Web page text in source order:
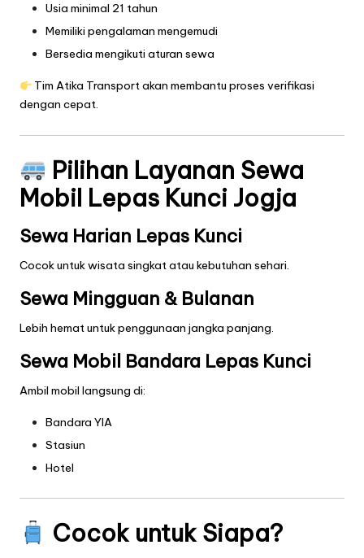
Usia minimal 21 tahun
Memiliki pengalaman mengemudi
Bersedia mengikuti aturan sewa
Tim Atika Transport akan membantu proses verifikasi
dengan cepat.
Pilihan Layanan Sewa
Mobil Lepas Kunci Jogja
Sewa Harian Lepas Kunci
Cocok untuk wisata singkat atau kebutuhan sehari.
Sewa Mingguan & Bulanan
Lebih hemat untuk penggunaan jangka panjang.
Sewa Mobil Bandara Lepas Kunci
Ambil mobil langsung di:
Bandara YIA
Stasiun
Hotel
Cocok untuk Siapa?